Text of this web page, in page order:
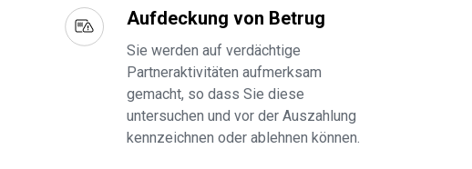
Aufdeckung von Betrug
Sie werden auf verdächtige
Partneraktivitäten aufmerksam
gemacht, so dass Sie diese
untersuchen und vor der Auszahlung
kennzeichnen oder ablehnen können.